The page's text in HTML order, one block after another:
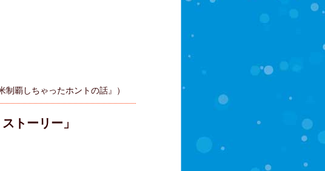
しちゃったホントの話』）
トーリー」